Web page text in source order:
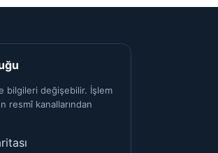
bilgileri değişebilir. İşlem
resmî kanallarından